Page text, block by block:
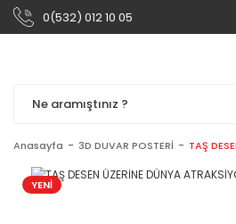
0(532) 012 10 05
Anasayfa 3D DUVAR POSTERİ TAŞ
YENİ